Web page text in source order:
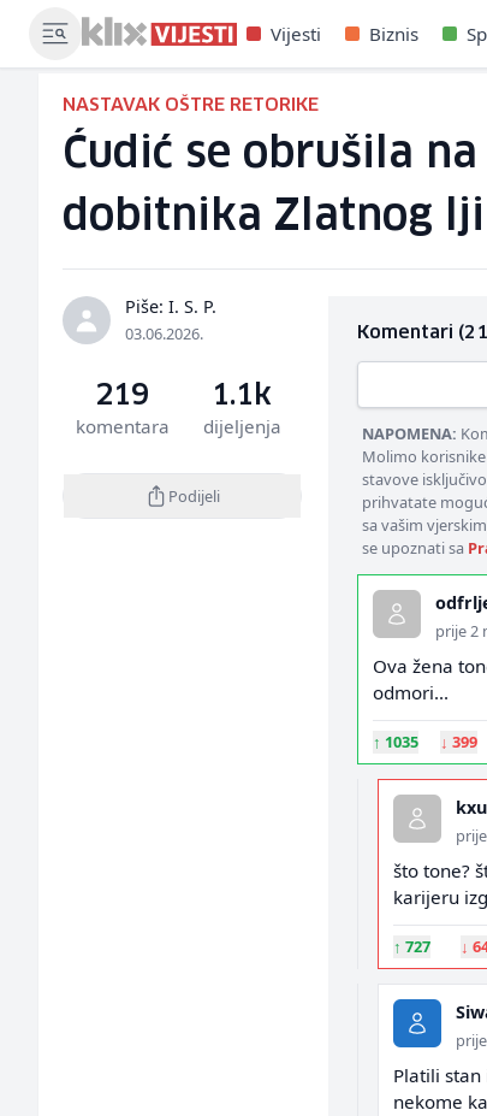
Vijesti Biznis
NASTAVAK OŠTRE RETORIKE
Ćudić se obrušila
dobitnika Zlatnog
Piše: I. S. P.
03.06.2026.
219
komentara
1.1k
dijeljenja
Podijeli
Komentari
NAPOMENA:
Molimo
stavove
prihvatate
sa vašim
se upoznati sa
prije 2
Ova žena
odmori...
↑ 1035 ↓ 399
što tone?
karijeru
↑ 727 ↓
Platili
nekome